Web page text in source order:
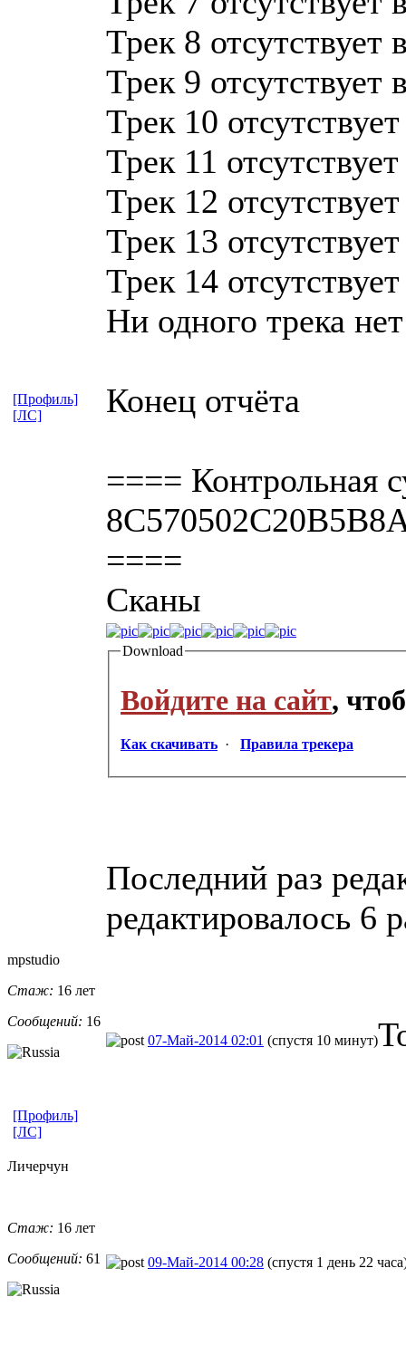
Трек 8 отсутствует
Трек 9 отсутствует
Трек 10
Трек 11
Трек 12
Трек 13
Трек 14
Ни одного трека
Конец отчёта
==== Контрольная
====
Сканы
Download
Войдите на сайт,
Как скачивать · Правила трекера
Последний раз
редактировалось 6
[Профиль]
[ЛС]
mpstudio
Стаж: 16 лет
Сообщений: 16
07-Май-2014 02:01 (спустя 10 минут)
[Профиль]
[ЛС]
Личерчун
Стаж: 16 лет
Сообщений: 61 09-Май-2014 00:28 (спустя 1 день 22